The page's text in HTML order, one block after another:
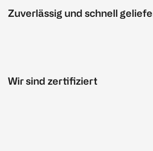
Zuverlässig und schnell
Wir sind zertifiziert